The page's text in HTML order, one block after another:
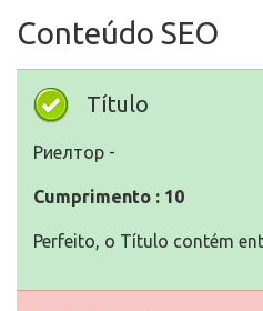
Conteúdo SEO
Título
Риелтор -
Cumprimento : 10
Perfeito, o Título contém